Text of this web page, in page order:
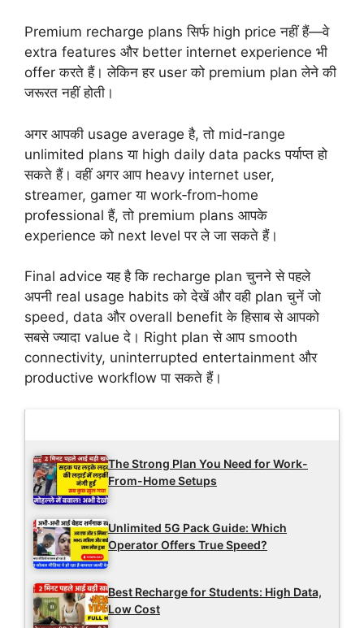
Premium recharge plans सिर्फ high price नहीं हैं—वे
extra features और better internet experience भी
offer करते हैं। लेकिन हर user को premium plan लेने की
जरूरत नहीं होती।
अगर आपकी usage average है, तो mid‑range
unlimited plans या high daily data packs पर्याप्त हो
सकते हैं। वहीं अगर आप heavy internet user,
streamer, gamer या work‑from‑home
professional हैं, तो premium plans आपके
experience को next level पर ले जा सकते हैं।
Final advice यह है कि recharge plan चुनने से पहले
अपनी real usage habits को देखें और वही plan चुनें जो
speed, data और overall benefit के हिसाब से आपको
सबसे ज्यादा value दे। Right plan से आप smooth
connectivity, uninterrupted entertainment और
productive workflow पा सकते हैं।
The Strong Plan You Need for Work-
From-Home Setups
Unlimited 5G Pack Guide: Which
Operator Offers True Speed?
Best Recharge for Students: High Data,
Low Cost